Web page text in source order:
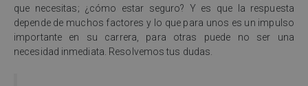
que necesitas; ¿cómo estar seguro? Y es que la respuesta
depende de muchos factores y lo que para unos es un impulso
importante en su carrera, para otras puede no ser una
necesidad inmediata. Resolvemos tus dudas.